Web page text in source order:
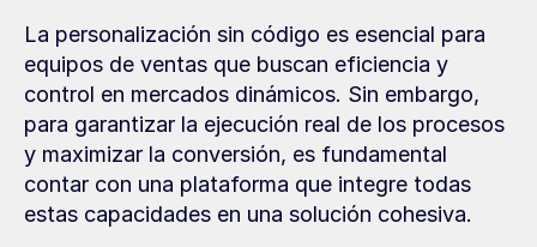
La personalización sin código es esencial para
equipos de ventas que buscan eficiencia y
control en mercados dinámicos. Sin embargo,
para garantizar la ejecución real de los procesos
y maximizar la conversión, es fundamental
contar con una plataforma que integre todas
estas capacidades en una solución cohesiva.